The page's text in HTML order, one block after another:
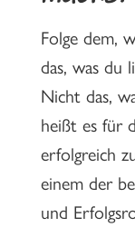
Folge dem,
das, was du
Nicht das,
heißt es für
erfolgreich
einem der
und